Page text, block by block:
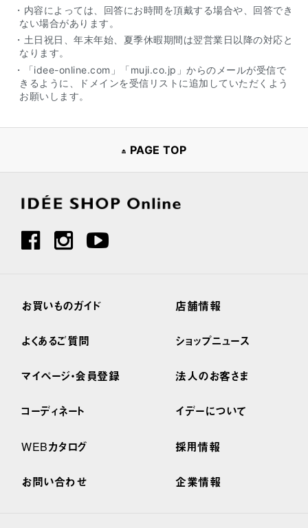
・内容によっては、回答にお時間を頂戴する場合や、回答でき
ない場合があります。
・土日祝日、年末年始、夏季休暇期間は翌営業日以降の対応と
なります。
・「idee-online.com」「muji.co.jp」からのメールが受信で
きるように、ドメインを受信リストに追加していただくよう
お願いします。
PAGE TOP
お買いものガイド
よくあるご質問
マイページ・会員登録
コーディネート
WEBカタログ
お問い合わせ
店舗情報
ショップニュース
法人のお客さま
イデーについて
採用情報
企業情報